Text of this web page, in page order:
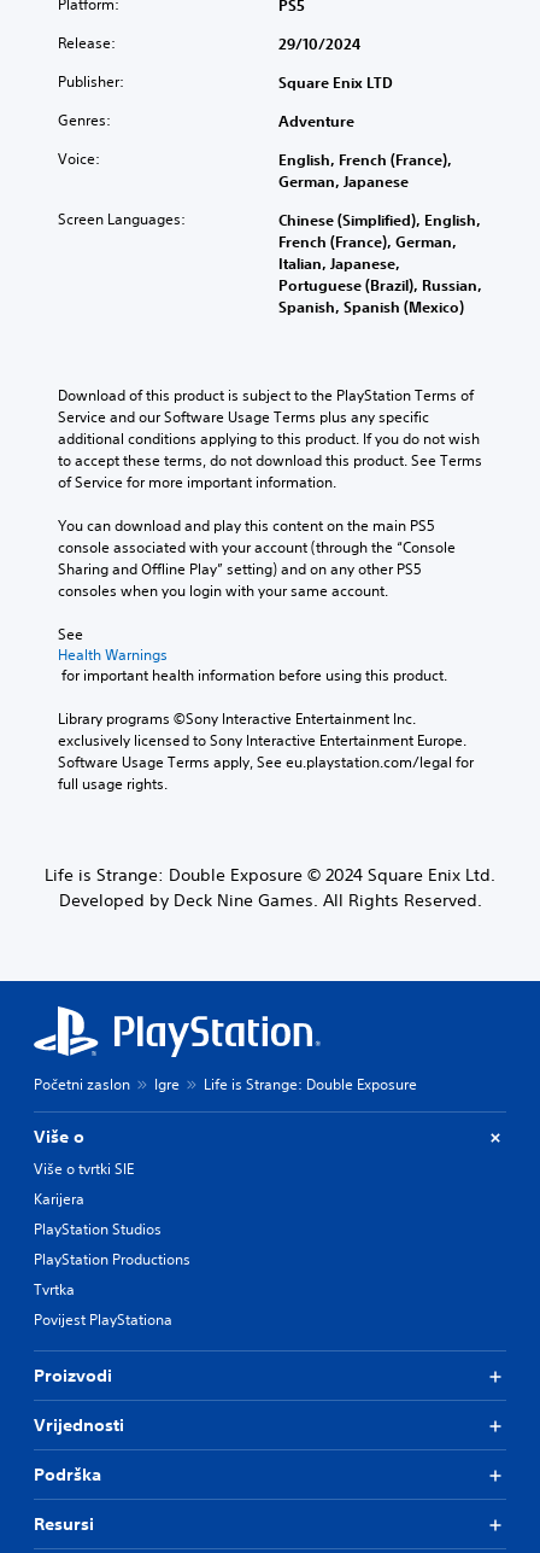
Platform: PS5
Release: 29/10/2024
Publisher: Square Enix LTD
Genres: Adventure
Voice:
English, French (France),
German, Japanese
Screen Languages:
Chinese (Simplified), English,
French (France), German,
Italian, Japanese,
Portuguese (Brazil), Russian,
Spanish, Spanish (Mexico)
Download of this product is subject to the PlayStation Terms of
Service and our Software Usage Terms plus any specific
additional conditions applying to this product. If you do not wish
to accept these terms, do not download this product. See Terms
of Service for more important information.
You can download and play this content on the main PS5
console associated with your account (through the “Console
Sharing and Offline Play” setting) and on any other PS5
consoles when you login with your same account.
See
Health Warnings
for important health information before using this product.
Library programs ©Sony Interactive Entertainment Inc.
exclusively licensed to Sony Interactive Entertainment Europe.
Software Usage Terms apply, See eu.playstation.com/legal for
full usage rights.
Life is Strange: Double Exposure © 2024 Square Enix Ltd.
Developed by Deck Nine Games. All Rights Reserved.
Početni zaslon Igre Life is Strange: Double Exposure
Više o
Više o tvrtki SIE
Karijera
PlayStation Studios
PlayStation Productions
Tvrtka
Povijest PlayStationa
Proizvodi
Vrijednosti
Podrška
Resursi